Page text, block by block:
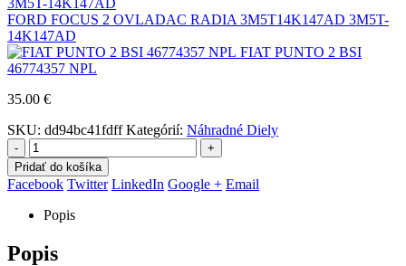
FORD FOCUS 2 OVLADAC RADIA 3M5T14K147AD 3M5T-
14K147AD
FIAT PUNTO 2 BSI
46774357 NPL
35.00 €
SKU: dd94bc41fdff Kategórií: Náhradné Diely
-
+
Pridať do košíka
Facebook Twitter LinkedIn Google + Email
Popis
Popis